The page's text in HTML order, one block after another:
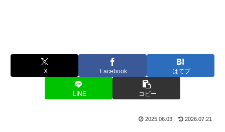
X Facebook はてブ
LINE コピー
2025.06.03 2026.07.21